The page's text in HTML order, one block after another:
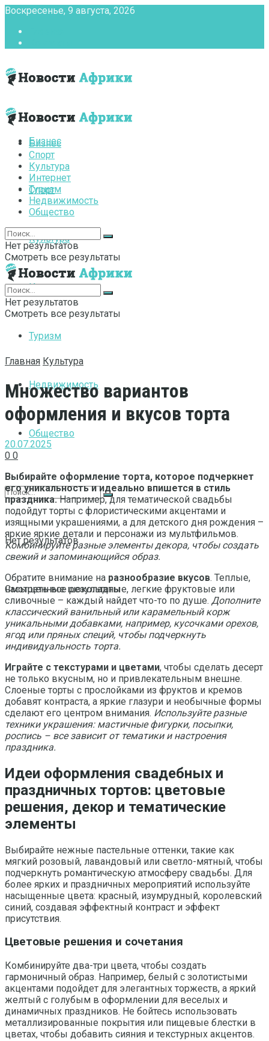
Воскресенье, 9 августа, 2026
Бизнес
Спорт
Культура
Интернет
Туризм
Недвижимость
Общество
Нет результатов
Смотреть все результаты
Бизнес
Спорт
Культура
Интернет
Туризм
Недвижимость
Общество
Нет результатов
Смотреть все результаты
Нет результатов
Смотреть все результаты
Главная Культура
Множество вариантов
оформления и вкусов торта
20.07.2025
0 0
Выбирайте оформление торта, которое подчеркнет
его уникальность и идеально впишется в стиль
праздника.Например, для тематической свадьбы
подойдут торты с флористическими акцентами и
изящными украшениями, а для детского дня рождения –
яркие яркие детали и персонажи из мультфильмов.
Комбинируйте разные элементы декора, чтобы создать
свежий и запоминающийся образ.
Обратите внимание на разнообразие вкусов. Теплые,
насыщенные шоколадные, легкие фруктовые или
сливочные – каждый найдет что-то по душе. Дополните
классический ванильный или карамельный корж
уникальными добавками, например, кусочками орехов,
ягод или пряных специй, чтобы подчеркнуть
индивидуальность торта.
Играйте с текстурами и цветами, чтобы сделать десерт
не только вкусным, но и привлекательным внешне.
Слоеные торты с прослойками из фруктов и кремов
добавят контраста, а яркие глазури и необычные формы
сделают его центром внимания. Используйте разные
техники украшения: мастичные фигурки, посыпки,
роспись – все зависит от тематики и настроения
праздника.
Идеи оформления свадебных и
праздничных тортов: цветовые
решения, декор и тематические
элементы
Выбирайте нежные пастельные оттенки, такие как
мягкий розовый, лавандовый или светло-мятный, чтобы
подчеркнуть романтическую атмосферу свадьбы. Для
более ярких и праздничных мероприятий используйте
насыщенные цвета: красный, изумрудный, королевский
синий, создавая эффектный контраст и эффект
присутствия.
Цветовые решения и сочетания
Комбинируйте два-три цвета, чтобы создать
гармоничный образ. Например, белый с золотистыми
акцентами подойдет для элегантных торжеств, а яркий
желтый с голубым в оформлении для веселых и
динамичных праздников. Не бойтесь использовать
металлизированные покрытия или пищевые блестки в
цветах, чтобы добавить сияния и текстурных акцентов.